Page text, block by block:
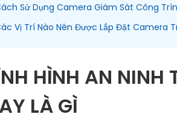
Sử Dụng Camera Giám Sát Công
Vị Trí Nào Nên Được Lắp Đặt Camera
HÌNH AN NINH
LÀ GÌ